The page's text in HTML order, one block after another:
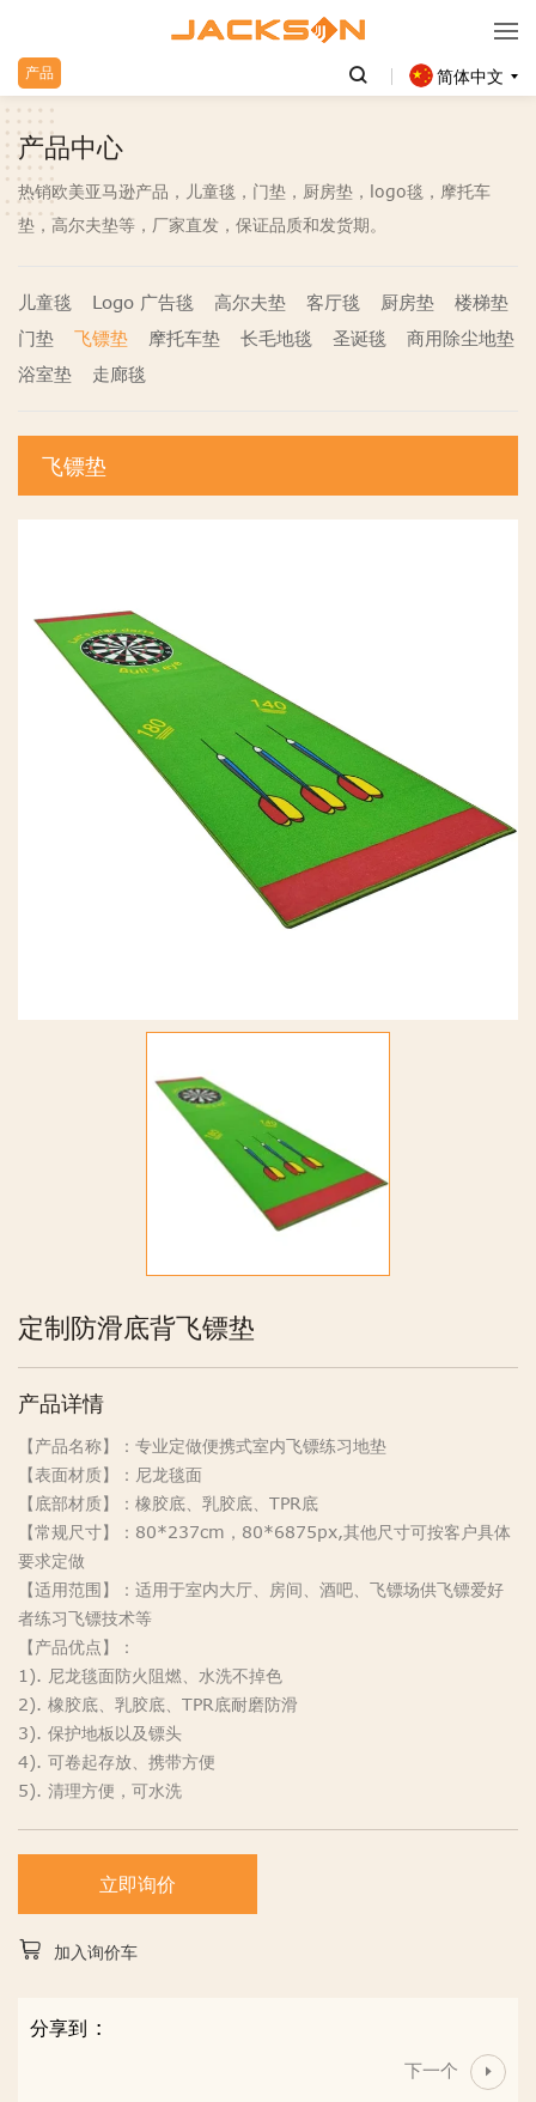
简体中文
产品
产品中心
热销欧美亚马逊产品，儿童毯，门垫，厨房垫，logo毯，摩托车
垫，高尔夫垫等，厂家直发，保证品质和发货期。
儿童毯 Logo 广告毯 高尔夫垫 客厅毯 厨房垫
楼梯垫
门垫
飞镖垫 摩托车垫 长毛地毯 圣诞毯
商用除尘地垫
浴室垫
走廊毯
飞镖垫
定制防滑底背飞镖垫
产品详情
【产品名称】：专业定做便携式室内飞镖练习地垫
【表面材质】：尼龙毯面
【底部材质】：橡胶底、乳胶底、TPR底
【常规尺寸】：80*237cm，80*6875px,其他尺寸可按客户具体
要求定做
【适用范围】：适用于室内大厅、房间、酒吧、飞镖场供飞镖爱好
者练习飞镖技术等
【产品优点】：
1). 尼龙毯面防火阻燃、水洗不掉色
2). 橡胶底、乳胶底、TPR底耐磨防滑
3). 保护地板以及镖头
4). 可卷起存放、携带方便
5). 清理方便，可水洗
立即询价
加入询价车
分享到 :
下一个